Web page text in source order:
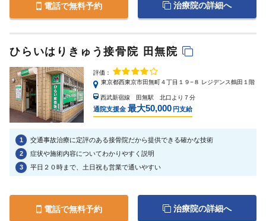
電話で無料予約 治療院の詳細へ
ひらいはりきゅう接骨院 田無院
評価：
東京都西東京市田無町４丁目１９−８ レジデンス鶴田１階
西武新宿線 田無駅 北口より７分
通院支援金 最大50,000 円支給
1
交通事故治療に定評のある接骨院だから提供できる確かな技術
2
症状や施術内容についてわかりやすく説明
3
平日２０時まで、土日祝も営業で通いやすい
電話で無料予約 治療院の詳細へ